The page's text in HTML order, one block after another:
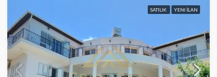
SATILIK YENI İLAN